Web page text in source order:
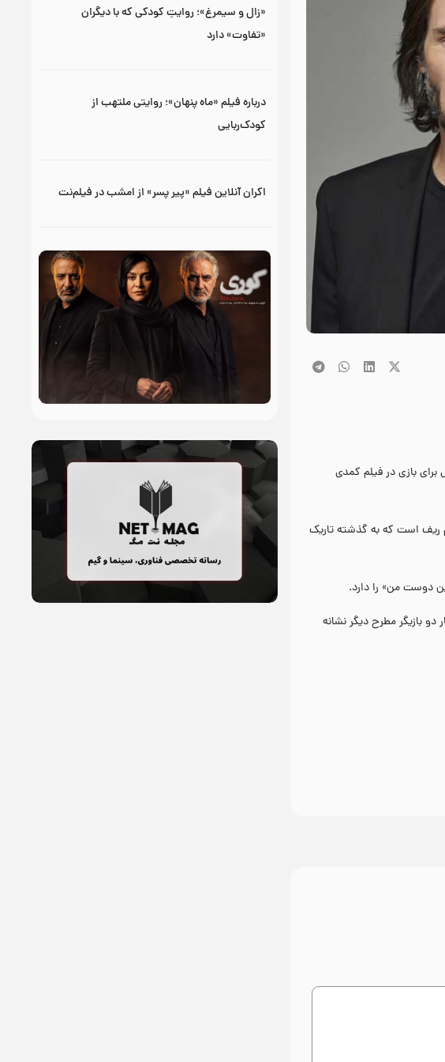
برای بازی در فیلم کمدی
ریف است که به گذشته تاریک
دوست من» را دارد.
کنار دو بازیگر مطرح دیگر نشانه
«زال و سیمرغ»؛ روایتِ کودکی که با دیگران
«تفاوت» دارد
درباره فیلم «ماه پنهان»؛ روایتی ملتهب از
کودک‌ربایی
اکران آنلاین فیلم «پیر پسر» از امشب در فیلم‌نت